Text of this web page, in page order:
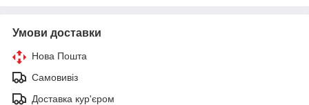
Умови доставки
Нова Пошта
Самовивіз
Доставка кур'єром